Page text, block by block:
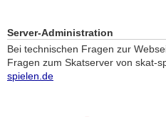
Server-Administration
Bei technischen Fragen zur
Fragen zum Skatserver von skat-
spielen.de